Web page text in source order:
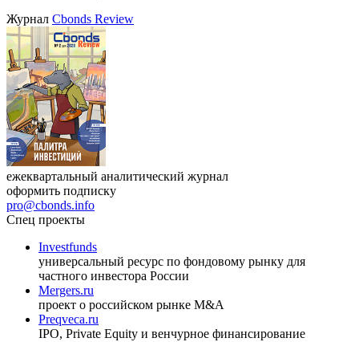
Журнал Cbonds Review
ежеквартальный аналитический журнал
оформить подписку
pro@cbonds.info
Спец проекты
Investfunds
универсальный ресурс по фондовому рынку для
частного инвестора России
Mergers.ru
проект о российском рынке M&A
Preqveca.ru
IPO, Private Equity и венчурное финансирование